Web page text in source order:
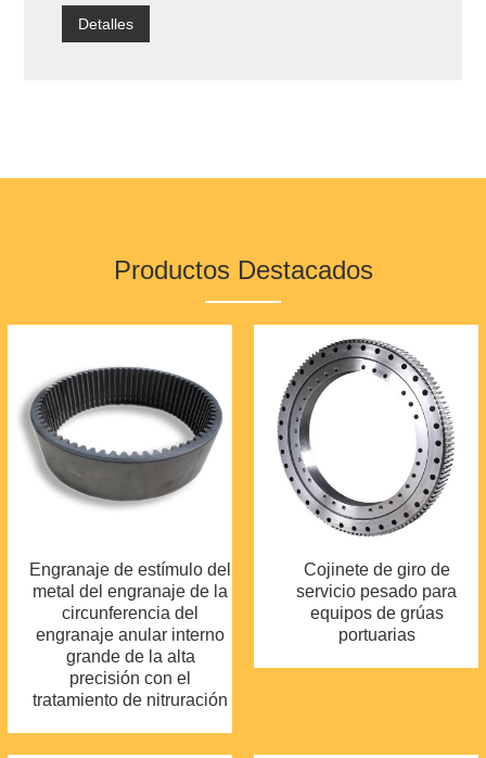
antigua base de procesamiento de
calidad de los productos y relacionados
Detalles
Productos Destacados
Engranaje de estímulo del
metal del engranaje de la
circunferencia del
engranaje anular interno
grande de la alta
precisión con el
tratamiento de nitruración
Cojinete de giro de
servicio pesado para
equipos de grúas
portuarias